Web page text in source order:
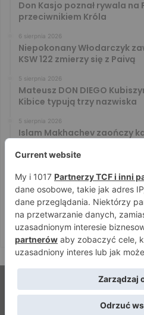
Don Kasjo poznał rywala na
przeciwnikiem Króla
6 sierpnia 2026
Niepokonany Włodarczyk
KSW 122 zmierzy się z Paivą
5 sierpnia 2026
Mateusz DON DIEGO
Kibice typują trzy nazwiska
5 sierpnia 2026
Islam Makhachev zaończy
Tańcula nie gryzł się w
zachowaniu Jacka
4 sierpnia 2026
Ostre spojrzenia Jóźwiaka i
przed PRIME 18
© Strefamma.pl 2026,
Home